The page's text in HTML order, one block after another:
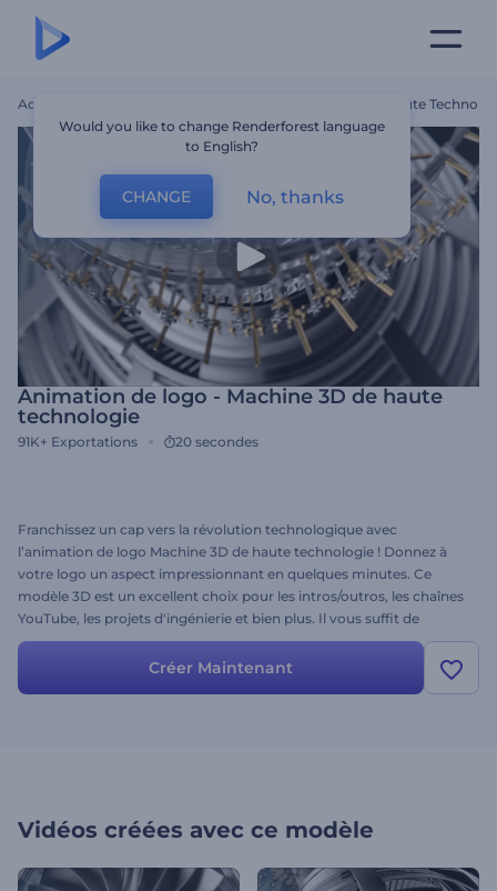
Accueil Animation De Logo - Machine 3D De Haute
Animation de logo - Machine 3D de haute
technologie
91K+ Exportations 20 secondes
Franchissez un cap vers la révolution technologique avec
l’animation de logo Machine 3D de haute technologie ! Donnez à
votre logo un aspect impressionnant en quelques minutes. Ce
modèle 3D est un excellent choix pour les intros/outros, les chaînes
YouTube, les projets d'ingénierie et bien plus. Il vous suffit de
télécharger votre logo et d'attirer l'attention de votre public. Soyez
à la pointe de la technologie avec nous !
Créer Maintenant
Vidéos créées avec ce modèle
Would you like to change Renderforest language
to English?
CHANGE No, thanks